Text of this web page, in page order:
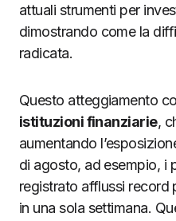
attuali strumenti per
dimostrando come la
radicata.
Questo atteggiamento
istituzioni finanziarie,
aumentando
di agosto, ad esempio, i
registrato afflussi record
in una sola settimana.